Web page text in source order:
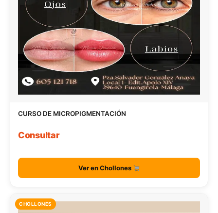
CURSO DE MICROPIGMENTACIÓN
Consultar
Ver en Chollones
CHOLLONES